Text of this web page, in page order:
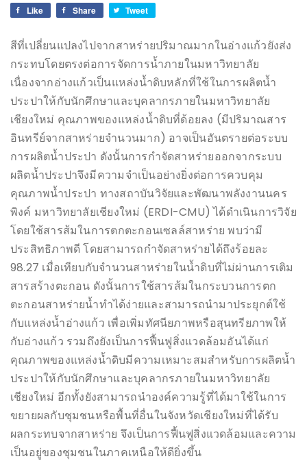
Like Share Tweet
สีที่เปลี่ยนแปลงไปจากสาหร่ายปริมาณมากในอ่างแก้วยังส่ง
กระทบโดยตรงต่อการจัดการน้ำภายในมหาวิทยาลัย
เนื่องจากอ่างแก้วเป็นแหล่งน้ำดิบหลักที่ใช้ในการผลิตน้ำ
ประปาให้กับนักศึกษาและบุคลากรภายในมหาวิทยาลัย
เชียงใหม่ คุณภาพของแหล่งน้ำดิบที่ด้อยลง (มีปริมาณสาร
อินทรีย์จากสาหร่ายจำนวนมาก) อาจเป็นอันตรายต่อระบบ
การผลิตน้ำประปา ดังนั้นการกำจัดสาหร่ายออกจากระบบ
ผลิตน้ำประปาจึงมีความจำเป็นอย่างยิ่งต่อการควบคุม
คุณภาพน้ำประปา ทางสถาบันวิจัยและพัฒนาพลังงานนคร
พิงค์ มหาวิทยาลัยเชียงใหม่ (ERDI-CMU) ได้ดำเนินการวิจัย
โดยใช้สารส้มในการตกตะกอนเซลล์สาหร่าย พบว่ามี
ประสิทธิภาพดี โดยสามารถกำจัดสาหร่ายได้ถึงร้อยละ
98.27 เมื่อเทียบกับจำนวนสาหร่ายในน้ำดิบที่ไม่ผ่านการเติม
สารสร้างตะกอน ดังนั้นการใช้สารส้มในกระบวนการตก
ตะกอนสาหร่ายน้ำทำได้ง่ายและสามารถนำมาประยุกต์ใช้
กับแหล่งน้ำอ่างแก้ว เพื่อเพิ่มทัศนียภาพหรือสุนทรียภาพให้
กับอ่างแก้ว รวมถึงยังเป็นการฟื้นฟูสิ่งแวดล้อมอันได้แก่
คุณภาพของแหล่งน้ำดิบมีความเหมาะสมสำหรับการผลิตน้ำ
ประปาให้กับนักศึกษาและบุคลากรภายในมหาวิทยาลัย
เชียงใหม่ อีกทั้งยังสามารถนำองค์ความรู้ที่ได้มาใช้ในการ
ขยายผลกับชุมชนหรือพื้นที่อื่นในจังหวัดเชียงใหม่ที่ได้รับ
ผลกระทบจากสาหร่าย จึงเป็นการฟื้นฟูสิ่งแวดล้อมและความ
เป็นอยู่ของชุมชนในภาคเหนือให้ดียิ่งขึ้น